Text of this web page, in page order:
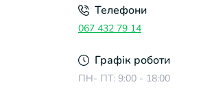
Телефони
067 432 79 14
Графік роботи
ПН- ПТ: 9:00 - 18:00